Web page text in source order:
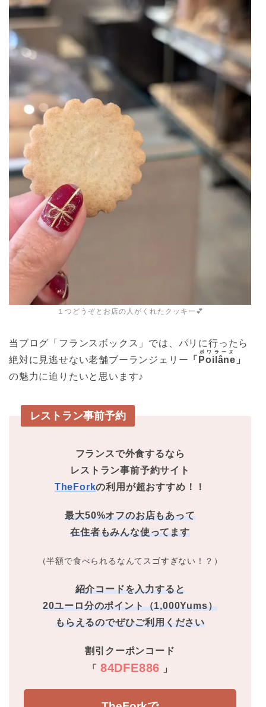
１つどうぞとお店の人がくれたクッキー💕
当ブログ「フランスボックス」では、パリに行ったら
絶対に見逃せない老舗ブーランジェリー 「 Poilâne
ポワラーヌ
」
の魅力に迫りたいと思います♪
レストラン事前予約
フランスで外食するなら
レストラン事前予約サイト
TheForkの利用が超おすすめ！！
最大50%オフのお店もあって
在住者もみんな使ってます
（半額で食べられるなんてスゴすぎない！？）
紹介コードを入力すると
20ユーロ分のポイント（1,000Yums）
もらえるのでぜひご利用ください
割引クーポンコード
「 84DFE886 」